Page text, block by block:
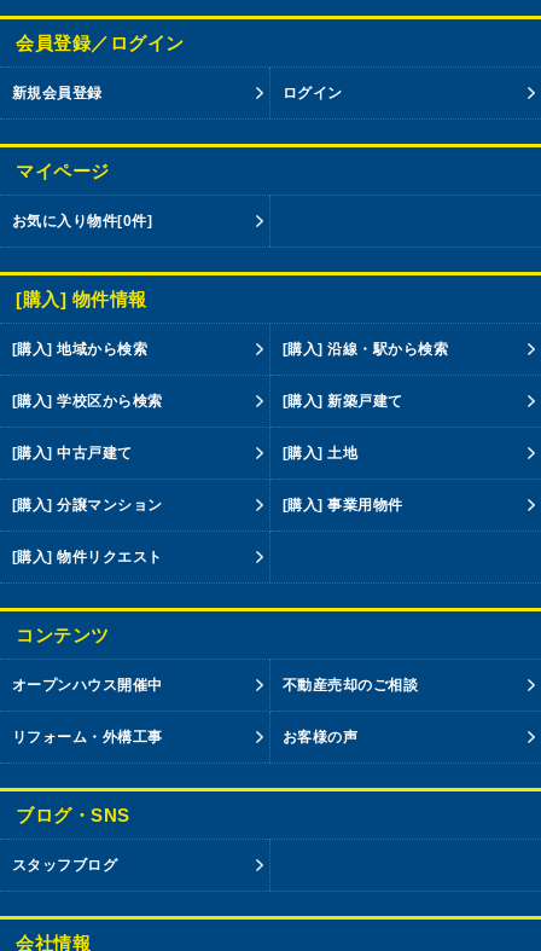
会員登録／ログイン
新規会員登録 ログイン
マイページ
お気に入り物件[0件]
[購入] 物件情報
[購入] 地域から検索 [購入] 沿線・駅から検索
[購入] 学校区から検索 [購入] 新築戸建て
[購入] 中古戸建て [購入] 土地
[購入] 分譲マンション [購入] 事業用物件
[購入] 物件リクエスト
コンテンツ
オープンハウス開催中 不動産売却のご相談
リフォーム・外構工事 お客様の声
ブログ・SNS
スタッフブログ
会社情報